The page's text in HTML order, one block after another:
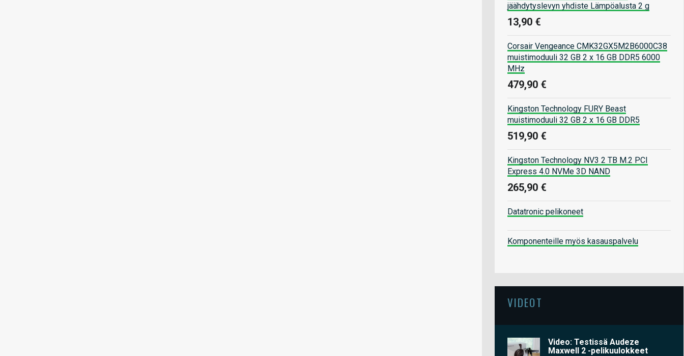
jäähdytyslevyn yhdiste Lämpöalusta 2 g
13,90 €
Corsair Vengeance CMK32GX5M2B6000C38
muistimoduuli 32 GB 2 x 16 GB DDR5 6000
MHz
479,90 €
Kingston Technology FURY Beast
muistimoduuli 32 GB 2 x 16 GB DDR5
519,90 €
Kingston Technology NV3 2 TB M.2 PCI
Express 4.0 NVMe 3D NAND
265,90 €
Datatronic pelikoneet
Komponenteille myös kasauspalvelu
VIDEOT
Video: Testissä Audeze
Maxwell 2 -pelikuulokkeet